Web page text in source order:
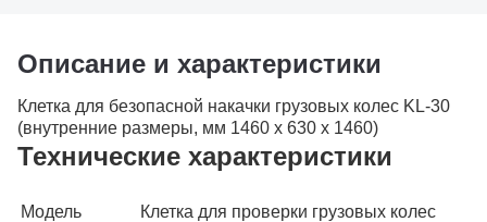
Описание и характеристики
Клетка для безопасной накачки грузовых колес KL-30
(внутренние размеры, мм 1460 х 630 х 1460)
Технические характеристики
Модель
Клетка для проверки грузовых колес